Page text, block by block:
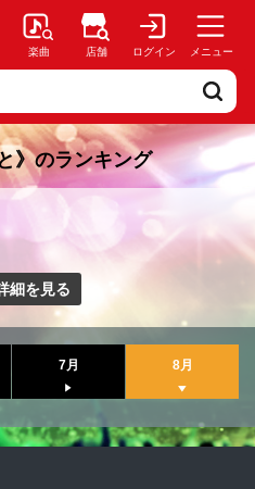
楽曲 店舗 ログイン メニュー
》のランキング
細を見る
7月 8月